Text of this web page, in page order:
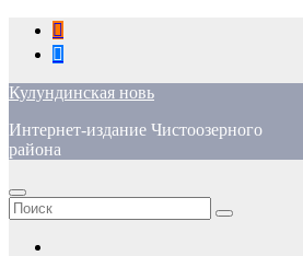
Перейти
содержимому
Кулундинская новь
Интернет-издание Чистоозерного
района